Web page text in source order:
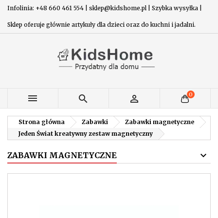
Infolinia: +48 660 461 554 | sklep@kidshome.pl | Szybka wysyłka |
Sklep oferuje głównie artykuły dla dzieci oraz do kuchni i jadalni.
   0
Strona główna Zabawki
Zabawki magnetyczne
Jeden Świat kreatywny zestaw magnetyczny
ZABAWKI MAGNETYCZNE